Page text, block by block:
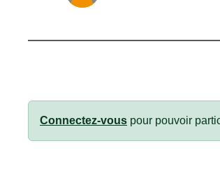
Connectez-vous pour pouvoir